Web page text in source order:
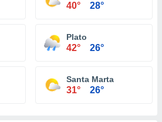
40° 28°
Plato
42° 26°
Santa Marta
31° 26°